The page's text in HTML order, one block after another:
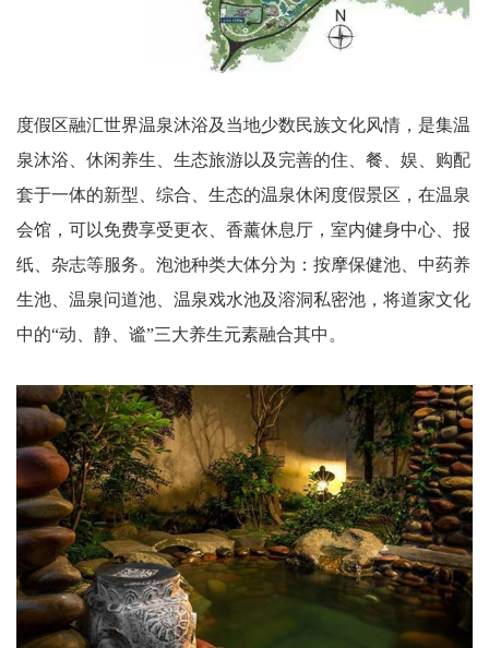
度假区融汇世界温泉沐浴及当地少数民族文化风情，是集温
泉沐浴、休闲养生、生态旅游以及完善的住、餐、娱、购配
套于一体的新型、综合、生态的温泉休闲度假景区，在温泉
会馆，可以免费享受更衣、香薰休息厅，室内健身中心、报
纸、杂志等服务。泡池种类大体分为：按摩保健池、中药养
生池、温泉问道池、温泉戏水池及溶洞私密池，将道家文化
中的“动、静、谧”三大养生元素融合其中。